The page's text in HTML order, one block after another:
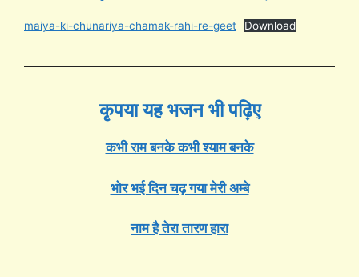
maiya-ki-chunariya-chamak-rahi-re-geet Download
कृपया यह भजन भी पढ़िए
कभी राम बनके कभी श्याम बनके
भोर भई दिन चढ़ गया मेरी अम्बे
नाम है तेरा तारण हारा